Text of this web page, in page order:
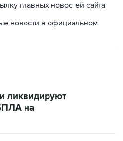
главных новостей сайта
новости в официальном
ликвидируют
на